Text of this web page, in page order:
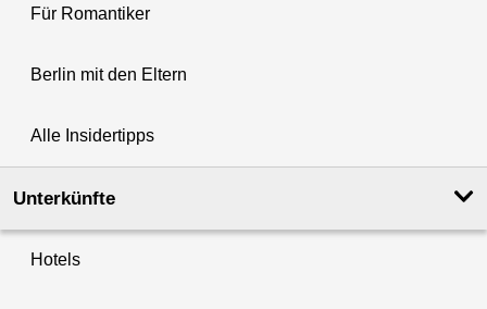
Für Romantiker
Berlin mit den Eltern
Alle Insidertipps
Unterkünfte
Hotels